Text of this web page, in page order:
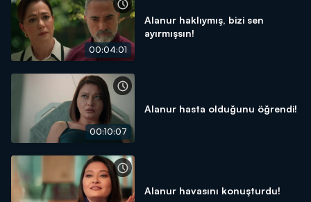
00:04:01
Alanur haklıymış, bizi sen
ayırmışsın!
00:10:07
Alanur hasta olduğunu öğrendi!
Alanur havasını konuşturdu!